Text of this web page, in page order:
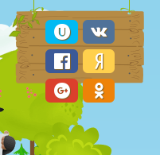
Брокеры Форекс